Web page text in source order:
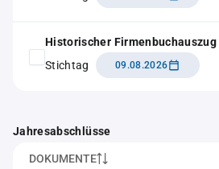
Historischer Firmenbuchauszug
Stichtag
09.08.2026
Jahresabschlüsse
DOKUMENTE